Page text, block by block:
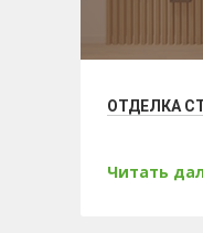
ОТДЕЛКА
Читать